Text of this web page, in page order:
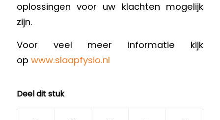
oplossingen voor uw klachten mogelijk
zijn.
Voor veel meer informatie kijk
op www.slaapfysio.nl
Deel dit stuk